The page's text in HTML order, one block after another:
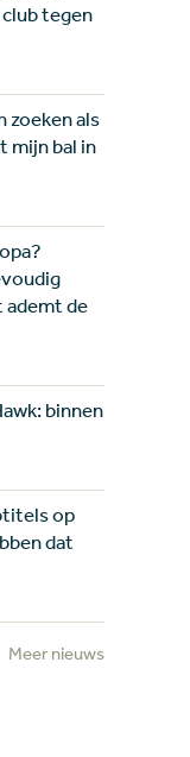
tegen
zoeken als
mijn bal in
ademt de
binnen
op
dat
Meer nieuws